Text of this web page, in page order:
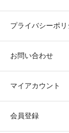
プライバシーポリ
お問い合わせ
マイアカウント
会員登録